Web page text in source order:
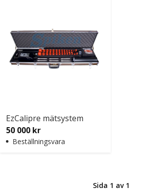
EzCalipre mätsystem
50 000 kr
Beställningsvara
Sida 1 av 1